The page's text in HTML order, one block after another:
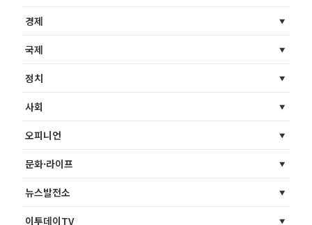
경제
국제
정치
사회
오피니언
문화·라이프
뉴스발전소
이투데이TV